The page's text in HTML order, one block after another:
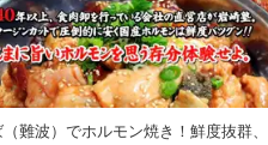
難波）でホルモン焼き！鮮度抜群、